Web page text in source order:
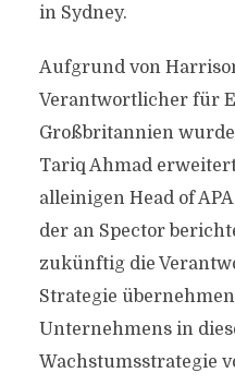
in Sydney.
Aufgrund von
Verantwortlicher für
Großbritannien
Tariq Ahmad
alleinigen Head of
der an Spector
zukünftig die
Strategie
Unternehmens in
Wachstumsstrategie